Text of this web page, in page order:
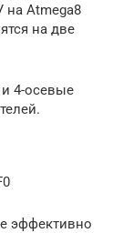
на Atmega8
на две
4-осевые
эффективно